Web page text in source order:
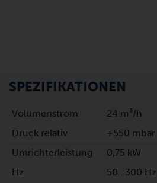
SPEZIFIKATIONEN
Volumenstrom
24 m³/h
Druck relativ
+550 mbar
Umrichterleistung
0,75 kW
Hz
50…300 Hz